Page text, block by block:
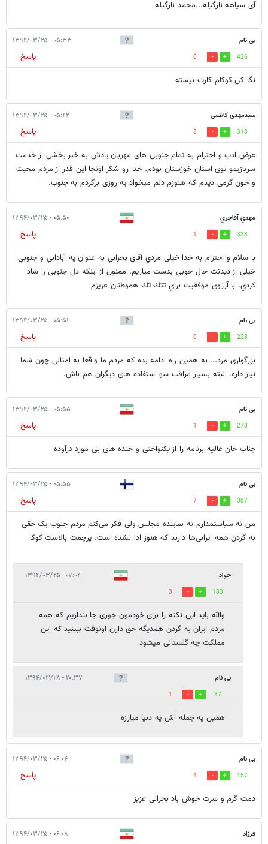
آی سیاهه نارگیله...محمد نارگیله
بی نام ۰۵:۳۳ - ۱۳۹۴/۰۳/۲۵
426
0
پاسخ
نگا کن کوکام کارت بیسته
سیدمهدی کاظمی ۰۵:۴۲ - ۱۳۹۴/۰۳/۲۵
318
3
پاسخ
عرض ادب و احترام به تمام جنوبی های مهربان یادش به خیر بخشی از خدمت
سربازیمو توی استان خوزستان بودم. خدا رو شکر اونجا این قدر از مردم محبت
و خون گرمی دیدم که هنوزم دلم میخواد یه روزی برگردم به جنوب.
مهدي آقاجري ۰۵:۵۰ - ۱۳۹۴/۰۳/۲۵
333
1
پاسخ
با سلام و احترام به خدا خيلي مردي آقاي بحراني به عنوان يه آباداني و جنوبي
خيلي از ديدنت حال خوبي بدست مياريم. ممنون از اينكه دل جنوبي را شاد
كردي. با آرزوي موفقيت براي تتك تك هموطنان عزيزم
بی نام ۰۵:۵۱ - ۱۳۹۴/۰۳/۲۵
228
0
پاسخ
بزرگواری مرد... به همین راه ادامه بده که مردم ما واقعا به امثالی چون شما
نیاز داره. البته بسیار مراقب سو استفاده های دیگران هم باش.
بی نام ۰۵:۵۵ - ۱۳۹۴/۰۳/۲۵
278
1
پاسخ
جناب خان عالیه برنامه را از یکنواختی و خنده های بی مورد درآوده
بی نام ۰۵:۵۵ - ۱۳۹۴/۰۳/۲۵
387
7
پاسخ
من نه سیاستمدارم نه نماینده مجلس ولی فکر می‌کنم مردم جنوب یک حقی
به گردن همه ایرانی‌ها دارند که هنوز ادا نشده است. پرچمت بالاست کوکا
جواد ۰۷:۰۴ - ۱۳۹۴/۰۳/۲۵
183
3
والله باید این نکته را برای خودمون جوری جا بندازیم که همه
مردم ایران به گردن همدیگه حق دارن اونوقت ببینید که این
مملکت چه گلستانی میشود
بی نام ۲۰:۳۷ - ۱۳۹۴/۰۳/۲۸
37
1
همين يه جمله اش يه دنيا ميارزه
بی نام ۰۶:۰۴ - ۱۳۹۴/۰۳/۲۵
157
4
پاسخ
دمت گرم و سرت خوش باد بحرانی عزیز
فرزاد ۰۶:۰۸ - ۱۳۹۴/۰۳/۲۵